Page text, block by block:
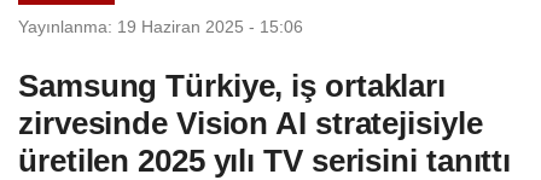
Yayınlanma: 19 Haziran 2025 - 15:06
Samsung Türkiye, iş ortakları
zirvesinde Vision AI stratejisiyle
üretilen 2025 yılı TV serisini tanıttı